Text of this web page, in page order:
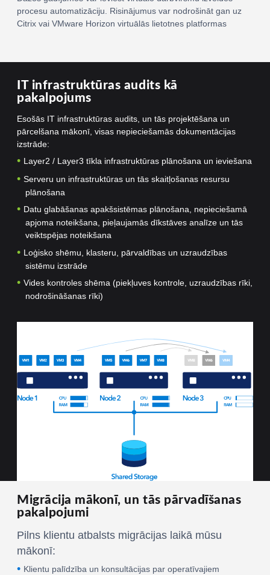
procesu automatizāciju. Risinājumus var nodrošināt gan uz
Citrix vai VMware Horizon virtuālās lietotnes platformas
IT infrastruktūras audits kā
pakalpojums
Esošās IT infrastruktūras audits, un tās projektēšana un
pārcelšana mākonī, visas nepieciešamās dokumentācijas
izstrāde:
Layer2 / Layer3 tīkla infrastruktūras plānošana un ieviešana
Serveru un infrastruktūras un tās skaitļošanas resursu
plānošana
Datu glabāšanas apakšsistēmas plānošana, nepieciešamā
apjoma noteikšana, pieļaujamās dīkstāves analīze un tās
veiktspējas noteikšana
Loģisko shēmu, klasteru, pārvaldības un uzraudzības
sistēmu izstrāde
Vides kontroles shēma (piekļuves kontrole, uzraudzības rīki,
nodrošināšanas rīki)
Migrācija mākonī, un tās pārvadīšanas
pakalpojumi
Pilns klientu atbalsts migrācijas laikā mūsu
mākonī:
Klientu palīdzība un konsultācijas par operatīvajiem